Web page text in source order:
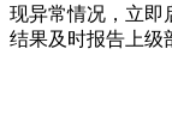
现异常情况，立即
结果及时报告上级